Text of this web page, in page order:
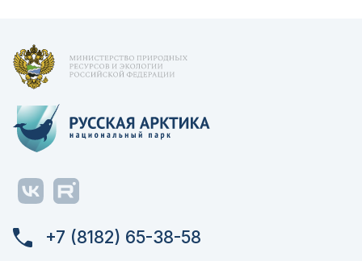
+7 (8182) 65-38-58